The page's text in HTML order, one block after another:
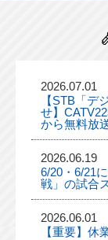
2026.07.01
【STB「デ
せ】
から無料放
2026.06.19
6/20・6/21
戦」の試合
2026.06.01
【重要】休